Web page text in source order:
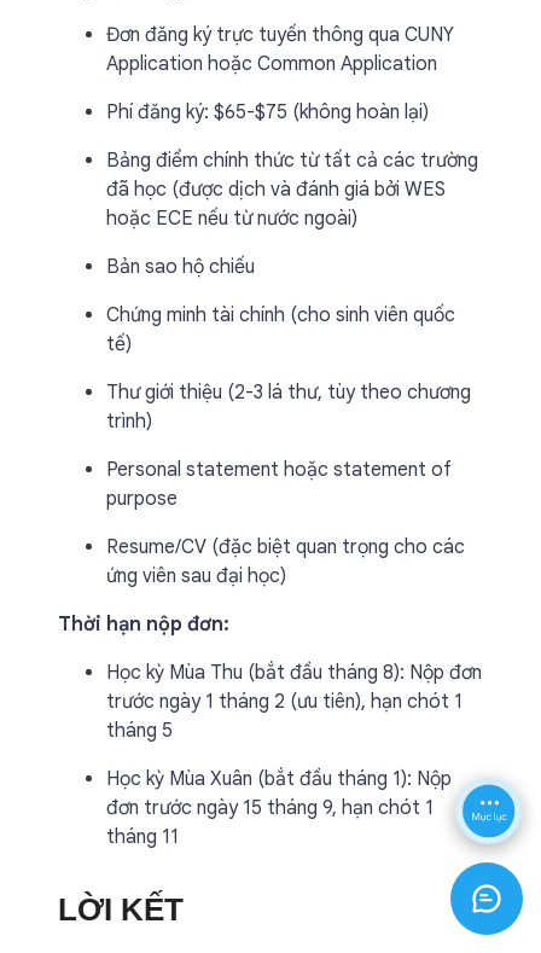
Đơn đăng ký trực tuyến thông qua CUNY
Application hoặc Common Application
Phí đăng ký: $65-$75 (không hoàn lại)
Bảng điểm chính thức từ tất cả các trường
đã học (được dịch và đánh giá bởi WES
hoặc ECE nếu từ nước ngoài)
Bản sao hộ chiếu
Chứng minh tài chính (cho sinh viên quốc
tế)
Thư giới thiệu (2-3 lá thư, tùy theo chương
trình)
Personal statement hoặc statement of
purpose
Resume/CV (đặc biệt quan trọng cho các
ứng viên sau đại học)
Thời hạn nộp đơn:
Học kỳ Mùa Thu (bắt đầu tháng 8): Nộp đơn
trước ngày 1 tháng 2 (ưu tiên), hạn chót 1
tháng 5
Học kỳ Mùa Xuân (bắt đầu tháng 1): Nộp
đơn trước ngày 15 tháng 9, hạn chót 1
tháng 11
LỜI KẾT